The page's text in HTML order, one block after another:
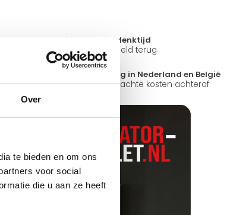
Over
te bieden en om ons
voor social
die u aan ze heeft
14 dagen bedenktijd
Niet goed = Geld terug
Snelle levering in Nederland en België
Geen onverwachte kosten achteraf